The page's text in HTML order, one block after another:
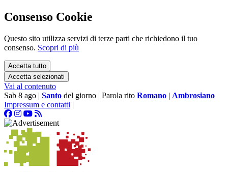
Consenso Cookie
Questo sito utilizza servizi di terze parti che richiedono il tuo
consenso. Scopri di più
Accetta tutto
Accetta selezionati
Vai al contenuto
Sab 8 ago | Santo del giorno | Parola rito Romano | Ambrosiano
Impressum e contatti |